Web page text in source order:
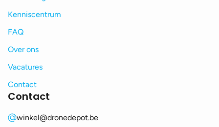
Kenniscentrum
FAQ
Over ons
Vacatures
Contact
Contact
winkel@dronedepot.be